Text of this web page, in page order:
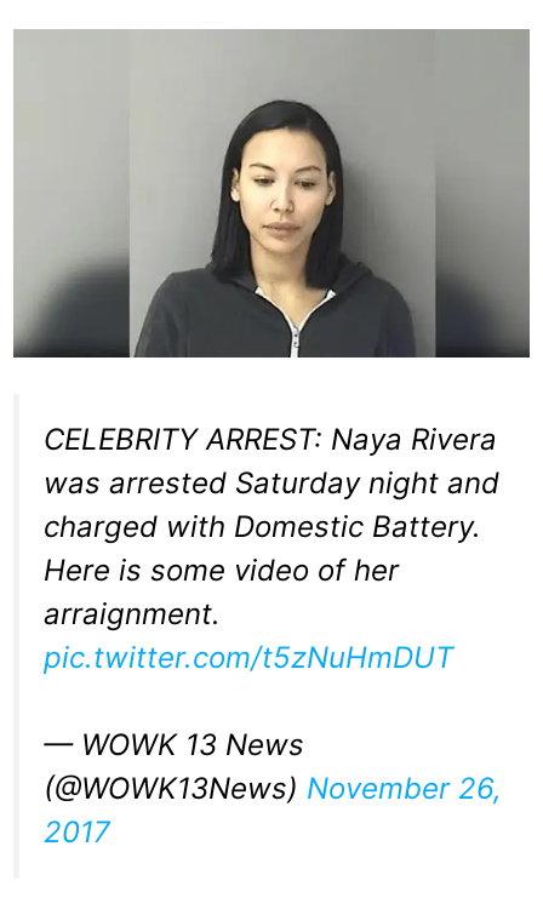
CELEBRITY ARREST: Naya Rivera
was arrested Saturday night and
charged with Domestic Battery.
Here is some video of her
arraignment.
pic.twitter.com/t5zNuHmDUT
— WOWK 13 News
(@WOWK13News) November 26,
2017